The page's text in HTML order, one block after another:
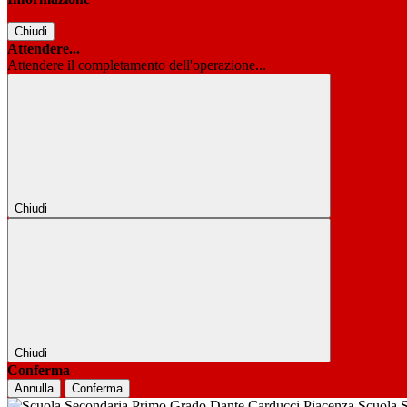
Chiudi
Attendere...
Attendere il completamento dell'operazione...
Chiudi
Chiudi
Conferma
Annulla Conferma